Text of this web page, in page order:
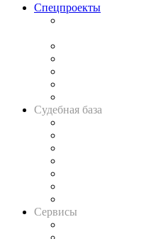
Спецпроекты
Судебная база
Сервисы